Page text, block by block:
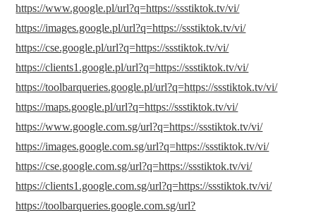
https://www.google.pl/url?q=https://ssstiktok.tv/vi/
https://images.google.pl/url?q=https://ssstiktok.tv/vi/
https://cse.google.pl/url?q=https://ssstiktok.tv/vi/
https://clients1.google.pl/url?q=https://ssstiktok.tv/vi/
https://toolbarqueries.google.pl/url?q=https://ssstiktok.tv/vi/
https://maps.google.pl/url?q=https://ssstiktok.tv/vi/
https://www.google.com.sg/url?q=https://ssstiktok.tv/vi/
https://images.google.com.sg/url?q=https://ssstiktok.tv/vi/
https://cse.google.com.sg/url?q=https://ssstiktok.tv/vi/
https://clients1.google.com.sg/url?q=https://ssstiktok.tv/vi/
https://toolbarqueries.google.com.sg/url?